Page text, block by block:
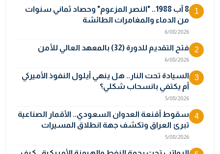
1
8 آب 1988.. "النصر المزعوم" وحصاد ثماني سنوات
من الدماء والمغامرات الطائشة
6/08/2026
2 فتح التقديم للدورة (32) بالمعهد العالي للأمن
6/08/2026
3
السيادة تحت النار.. هل ينهي أيلول النفوذ الأميركي
أم يكتفي بانسحاب شكلي؟
5/08/2026
4
سقوط أقنعة العدوان السعودي.. الأقمار الصناعية
تبرئ العراق وتكشف جهة انطلاق المسيرات
5/08/2026